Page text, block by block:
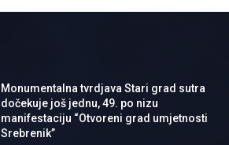
Monumentalna tvrdjava Stari grad sutra
dočekuje još jednu, 49. po nizu
manifestaciju “Otvoreni grad umjetnosti
Srebrenik”